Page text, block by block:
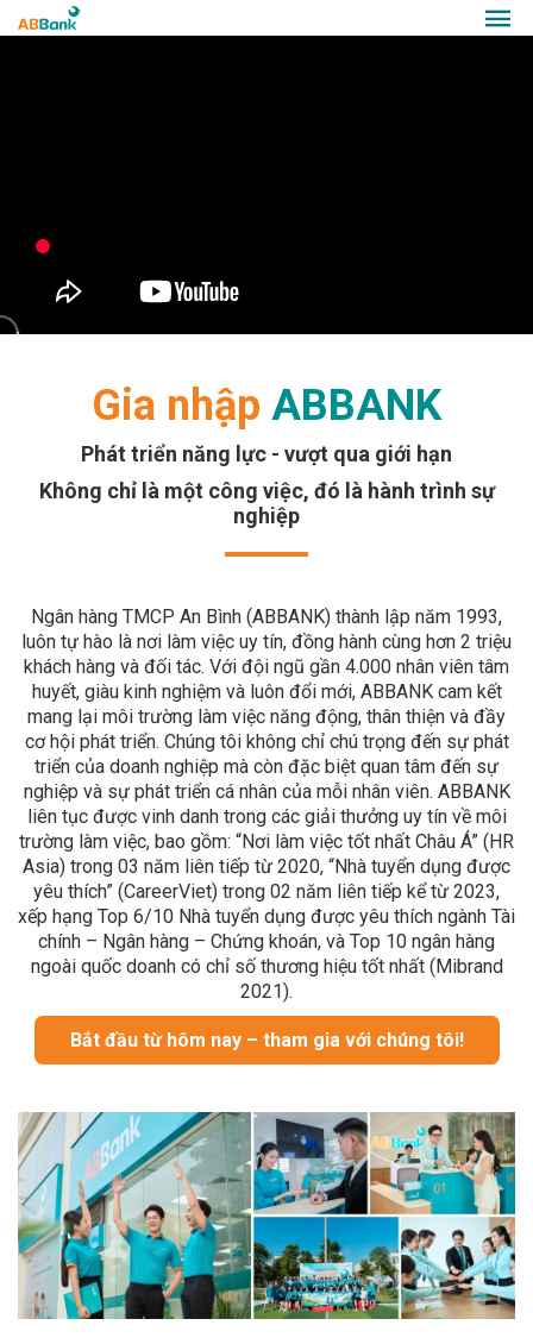
Gia nhập ABBANK
Phát triển năng lực - vượt qua giới hạn
Không chỉ là một công việc, đó là hành trình sự
nghiệp
Ngân hàng TMCP An Bình (ABBANK) thành lập năm 1993,
luôn tự hào là nơi làm việc uy tín, đồng hành cùng hơn 2 triệu
khách hàng và đối tác. Với đội ngũ gần 4.000 nhân viên tâm
huyết, giàu kinh nghiệm và luôn đổi mới, ABBANK cam kết
mang lại môi trường làm việc năng động, thân thiện và đầy
cơ hội phát triển. Chúng tôi không chỉ chú trọng đến sự phát
triển của doanh nghiệp mà còn đặc biệt quan tâm đến sự
nghiệp và sự phát triển cá nhân của mỗi nhân viên. ABBANK
liên tục được vinh danh trong các giải thưởng uy tín về môi
trường làm việc, bao gồm: “Nơi làm việc tốt nhất Châu Á” (HR
Asia) trong 03 năm liên tiếp từ 2020, “Nhà tuyển dụng được
yêu thích” (CareerViet) trong 02 năm liên tiếp kể từ 2023,
xếp hạng Top 6/10 Nhà tuyển dụng được yêu thích ngành Tài
chính – Ngân hàng – Chứng khoán, và Top 10 ngân hàng
ngoài quốc doanh có chỉ số thương hiệu tốt nhất (Mibrand
2021).
Bắt đầu từ hôm nay – tham gia với chúng tôi!